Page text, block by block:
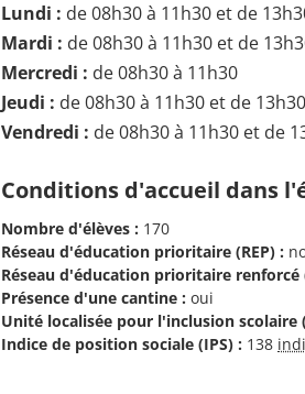
Lundi : de 08h30 à 11h30 et de
Mardi : de 08h30 à 11h30 et de
Mercredi : de 08h30 à 11h30
Jeudi : de 08h30 à 11h30 et de
Vendredi : de 08h30 à 11h30 et de
Conditions d'accueil dans
Nombre d'élèves : 170
Réseau d'éducation prioritaire (REP) :
Réseau d'éducation prioritaire renforcé
Présence d'une cantine : oui
Unité localisée pour l'inclusion scolaire
Indice de position sociale (IPS) : 138